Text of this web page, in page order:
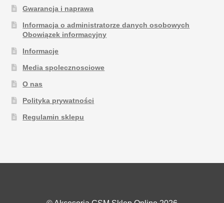
Gwarancja i naprawa
Informacja o administratorze danych osobowych
Obowiązek informacyjny
Informacje
Media spolecznosciowe
O nas
Polityka prywatności
Regulamin sklepu